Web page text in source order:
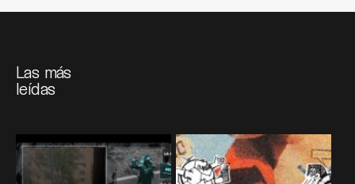
Las más
leídas